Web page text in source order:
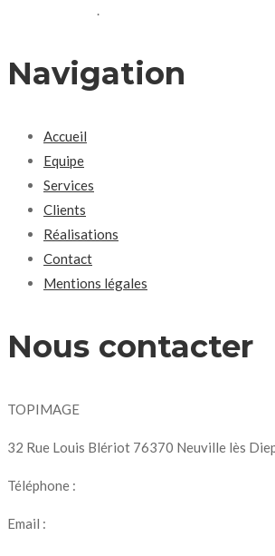
.
Navigation
Accueil
Equipe
Services
Clients
Réalisations
Contact
Mentions légales
Nous contacter
TOPIMAGE
32 Rue Louis Blériot 76370 Neuville lès
Téléphone :
Email :